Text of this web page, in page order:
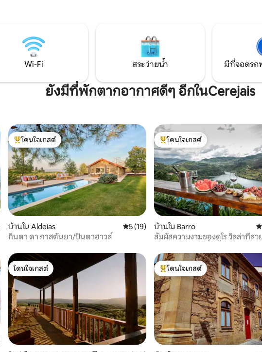
ซัลเดอโลอิโวส หนึ่งในวิวที่น่าทึ่งที่
ภูมิภาค เหมาะสำหรับการเข้าพักที่
น่าจดจำ
Wi-Fi สระว่ายน้ำ มีที่จอดร
ยังมีที่พักตากอากาศดีๆ อีกในCerejais
จาก 5, 96 รีวิว
โดนใจเกสต์ที่สุด
โดนใจเกสต์
บ้านใน Aldeias คะแนนเฉลี่ย 5 จาก 5, 19 รีวิว
5 (19)
กินตา ดา กาสตันยา/ปินตาฮาวส์
โดนใจเกสต์ที่สุด
โดนใจเกสต์
บ้านใน Barro ค
สัมผัสความงามของดูโร วิลล่าที่สว
ลี่ย 5 จาก 5, 10 รีวิว
โดนใจเกสต์
โดนใจเกสต์
โดนใจเกสต์ที่สุด
โดนใจเกสต์